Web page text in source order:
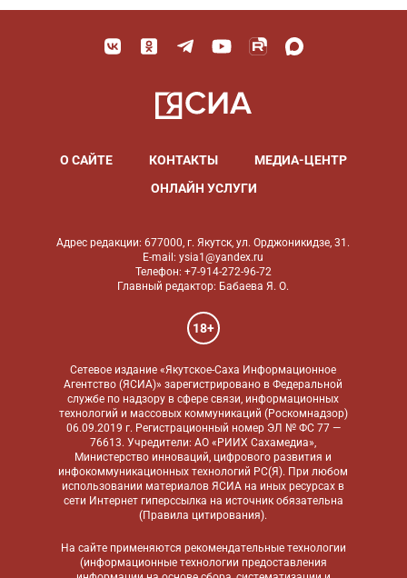
О САЙТЕ КОНТАКТЫ
МЕДИА-ЦЕНТР
ОНЛАЙН УСЛУГИ
Адрес редакции: 677000, г. Якутск, ул. Орджоникидзе, 31.
E-mail: ysia1@yandex.ru
Телефон: +7-914-272-96-72
Главный редактор: Бабаева Я. О.
18+
Сетевое издание «Якутское-Саха Информационное
Агентство (ЯСИА)» зарегистрировано в Федеральной
службе по надзору в сфере связи, информационных
технологий и массовых коммуникаций (Роскомнадзор)
06.09.2019 г. Регистрационный номер ЭЛ № ФС 77 —
76613. Учредители: АО «РИИХ Сахамедиа»,
Министерство инноваций, цифрового развития и
инфокоммуникационных технологий РС(Я). При любом
использовании материалов ЯСИА на иных ресурсах в
сети Интернет гиперссылка на источник обязательна
(Правила цитирования).
На сайте применяются рекомендательные технологии
(информационные технологии предоставления